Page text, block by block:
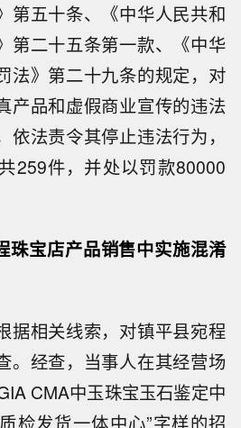
第五十条、《中华人民共和
第二十五条第一款、《中华
法》第二十九条的规定，对
产品和虚假商业宣传的违法
法责令其停止违法行为，
259件，并处以罚款80000
珠宝店产品销售中实施混淆
据相关线索，对镇平县宛程
。经查，当事人在其经营场
CMA中玉珠宝玉石鉴定中
检发货一体中心”字样的招